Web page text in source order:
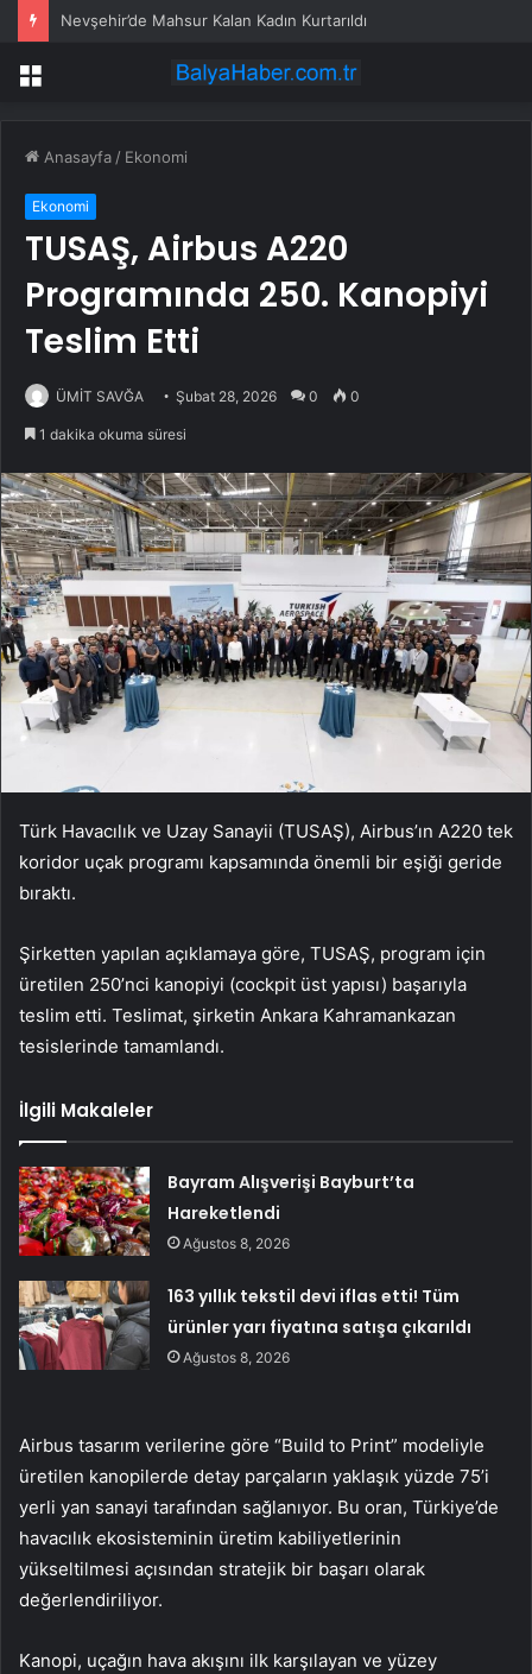
Nevşehir’de Mahsur Kalan Kadın Kurtarıldı
Menü
Anasayfa / Ekonomi
Ekonomi
TUSAŞ, Airbus A220
Programında 250. Kanopiyi
Teslim Etti
ÜMİT SAVĞA Şubat 28, 2026 0 0
1 dakika okuma süresi
Türk Havacılık ve Uzay Sanayii (TUSAŞ), Airbus’ın A220 tek
koridor uçak programı kapsamında önemli bir eşiği geride
bıraktı.
Şirketten yapılan açıklamaya göre, TUSAŞ, program için
üretilen 250’nci kanopiyi (cockpit üst yapısı) başarıyla
teslim etti. Teslimat, şirketin Ankara Kahramankazan
tesislerinde tamamlandı.
İlgili Makaleler
Bayram Alışverişi Bayburt’ta
Hareketlendi
Ağustos 8, 2026
163 yıllık tekstil devi iflas etti! Tüm
ürünler yarı fiyatına satışa çıkarıldı
Ağustos 8, 2026
Airbus tasarım verilerine göre “Build to Print” modeliyle
üretilen kanopilerde detay parçaların yaklaşık yüzde 75’i
yerli yan sanayi tarafından sağlanıyor. Bu oran, Türkiye’de
havacılık ekosisteminin üretim kabiliyetlerinin
yükseltilmesi açısından stratejik bir başarı olarak
değerlendiriliyor.
Kanopi, uçağın hava akışını ilk karşılayan ve yüzey